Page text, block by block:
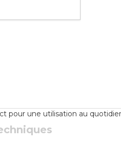
pour une utilisation au